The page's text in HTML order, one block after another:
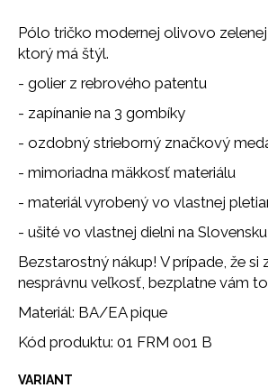
Pólo tričko modernej olivovo zelenej
ktorý má štýl.
- golier z rebrového patentu
- zapínanie na 3 gombíky
- ozdobný strieborný značkový
- mimoriadna mäkkosť materiálu
- materiál vyrobený vo vlastnej
- ušité vo vlastnej dielni na Slovensku
Bezstarostný nákup! V prípade, že si
nesprávnu veľkosť, bezplatne vám
Materiál: BA/EA pique
Kód produktu: 01 FRM 001 B
VARIANT
a
m
e
PODPRSENKA
PINK
11